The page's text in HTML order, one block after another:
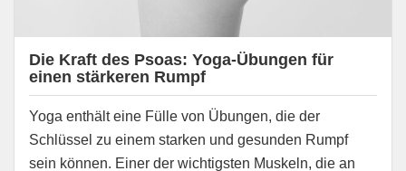
Die Kraft des Psoas: Yoga-Übungen für
einen stärkeren Rumpf
Yoga enthält eine Fülle von Übungen, die der
Schlüssel zu einem starken und gesunden Rumpf
sein können. Einer der wichtigsten Muskeln, die an